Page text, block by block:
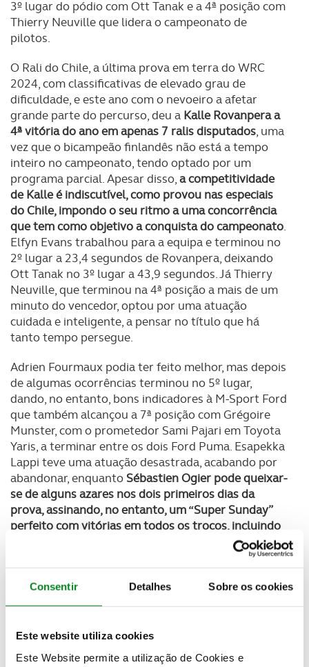
Consentir Detalhes Sobre os cookies
Este website utiliza cookies
Este Website permite a utilização de Cookies e
3º lugar do pódio com Ott Tanak e a 4ª posição com
Thierry Neuville que lidera o campeonato de
pilotos.
O Rali do Chile, a última prova em terra do WRC
2024, com classificativas de elevado grau de
dificuldade, e este ano com o nevoeiro a afetar
grande parte do percurso, deu a Kalle Rovanpera a
4ª vitória do ano em apenas 7 ralis disputados, uma
vez que o bicampeão finlandês não está a tempo
inteiro no campeonato, tendo optado por um
programa parcial. Apesar disso,a competitividade
de Kalle é indiscutível, como provou nas especiais
do Chile, impondo o seu ritmo a uma concorrência
que tem como objetivo a conquista do campeonato.
Elfyn Evans trabalhou para a equipa e terminou no
2º lugar a 23,4 segundos de Rovanpera, deixando
Ott Tanak no 3º lugar a 43,9 segundos. Já Thierry
Neuville, que terminou na 4ª posição a mais de um
minuto do vencedor, optou por uma atuação
cuidada e inteligente, a pensar no título que há
tanto tempo persegue.
Adrien Fourmaux podia ter feito melhor, mas depois
de algumas ocorrências terminou no 5º lugar,
dando, no entanto, bons indicadores à M-Sport Ford
que também alcançou a 7ª posição com Grégoire
Munster, com o prometedor Sami Pajari em Toyota
Yaris, a terminar entre os dois Ford Puma. Esapekka
Lappi teve uma atuação desastrada, acabando por
abandonar, enquanto Sébastien Ogier pode queixar-
se de alguns azares nos dois primeiros dias da
prova, assinando, no entanto, um “Super Sunday”
perfeito com vitórias em todos os troços, incluindo
a Power Stage que contou com três Toyota nos três
Com o título de pilotos quase impossível de
alcançar,a Toyota trabalhou no Chile para o
dobradinha final, mas também com um excelente
trabalho de Ogier e Pajari a pensar exclusivamente